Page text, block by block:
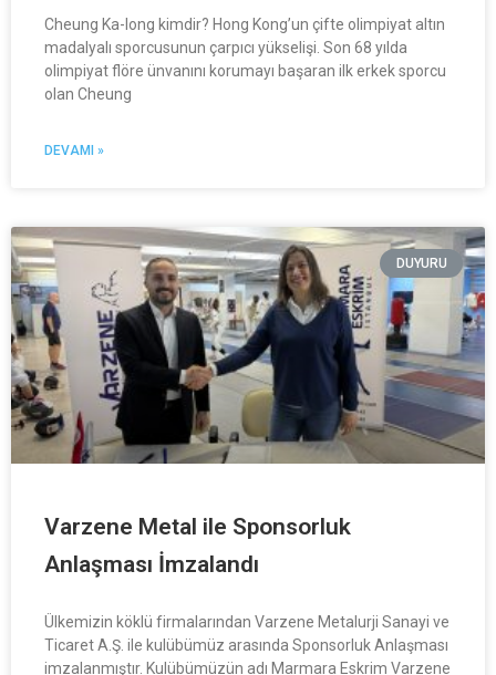
Cheung Ka-long kimdir? Hong Kong’un çifte olimpiyat altın
madalyalı sporcusunun çarpıcı yükselişi. Son 68 yılda
olimpiyat flöre ünvanını korumayı başaran ilk erkek sporcu
olan Cheung
DEVAMI »
DUYURU
Varzene Metal ile Sponsorluk
Anlaşması İmzalandı
Ülkemizin köklü firmalarından Varzene Metalurji Sanayi ve
Ticaret A.Ş. ile kulübümüz arasında Sponsorluk Anlaşması
imzalanmıştır. Kulübümüzün adı Marmara Eskrim Varzene